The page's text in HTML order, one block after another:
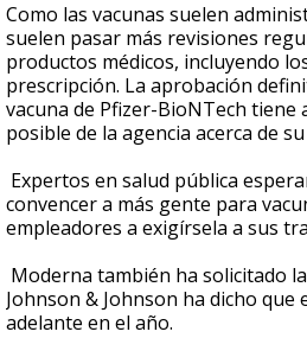
Como las vacunas suelen
suelen pasar más revisiones
productos médicos, incluyendo
prescripción. La aprobación
vacuna de Pfizer-BioNTech tiene
posible de la agencia acerca de
Expertos en salud pública
convencer a más gente para
empleadores a exigírsela a sus
Moderna también ha solicitado
Johnson & Johnson ha dicho que
adelante en el año.